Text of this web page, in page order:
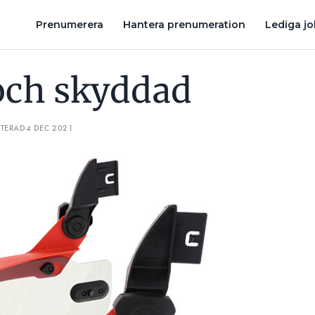
Prenumerera Hantera prenumeration Lediga
skyddad
4 DEC 2021
UTAN IMMA ELLER REPOR SKAPA OFFERTER MED RÖSTEN: